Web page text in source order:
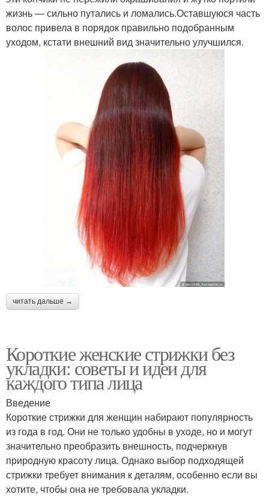
жизнь — сильно путались и ломались.Оставшуюся часть
волос привела в порядок правильно подобранным
уходом, кстати внешний вид значительно улучшился.
читать дальше →
Короткие женские стрижки без
укладки: советы и идеи для
каждого типа лица
Введение
Короткие стрижки для женщин набирают популярность
из года в год. Они не только удобны в уходе, но и могут
значительно преобразить внешность, подчеркнув
природную красоту лица. Однако выбор подходящей
стрижки требует внимания к деталям, особенно если вы
хотите, чтобы она не требовала укладки.